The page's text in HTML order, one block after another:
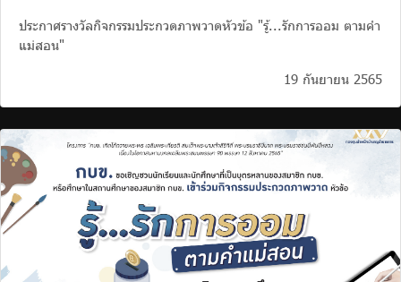
ประกาศรางวัลกิจกรรมประกวดภาพวาดหัวข้อ "รู้...รักการออม ตามคำ
แม่สอน"
19 กันยายน 2565